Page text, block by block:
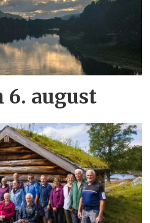
6. august